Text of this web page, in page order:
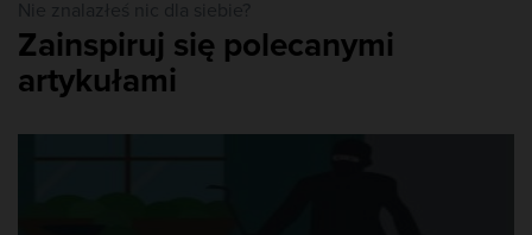
Zainspiruj się polecanymi
artykułami